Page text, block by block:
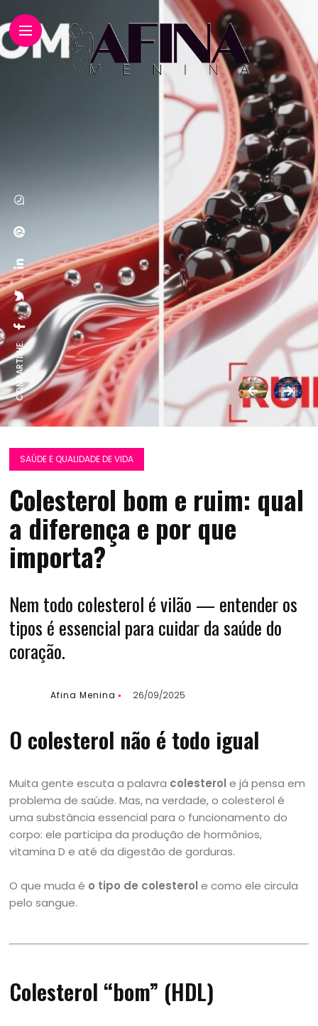
COMPARTILHE:
SAÚDE E QUALIDADE DE VIDA
Colesterol bom e ruim: qual
a diferença e por que
importa?
Nem todo colesterol é vilão — entender os
tipos é essencial para cuidar da saúde do
coração.
Afina Menina 26/09/2025
O colesterol não é todo igual
Muita gente escuta a palavra colesterol e já pensa em
problema de saúde. Mas, na verdade, o colesterol é
uma substância essencial para o funcionamento do
corpo: ele participa da produção de hormônios,
vitamina D e até da digestão de gorduras.
O que muda é o tipo de colesterol e como ele circula
pelo sangue.
Colesterol “bom” (HDL)